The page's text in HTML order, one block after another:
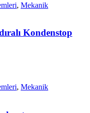
, Mekanik
Kondenstop
, Mekanik